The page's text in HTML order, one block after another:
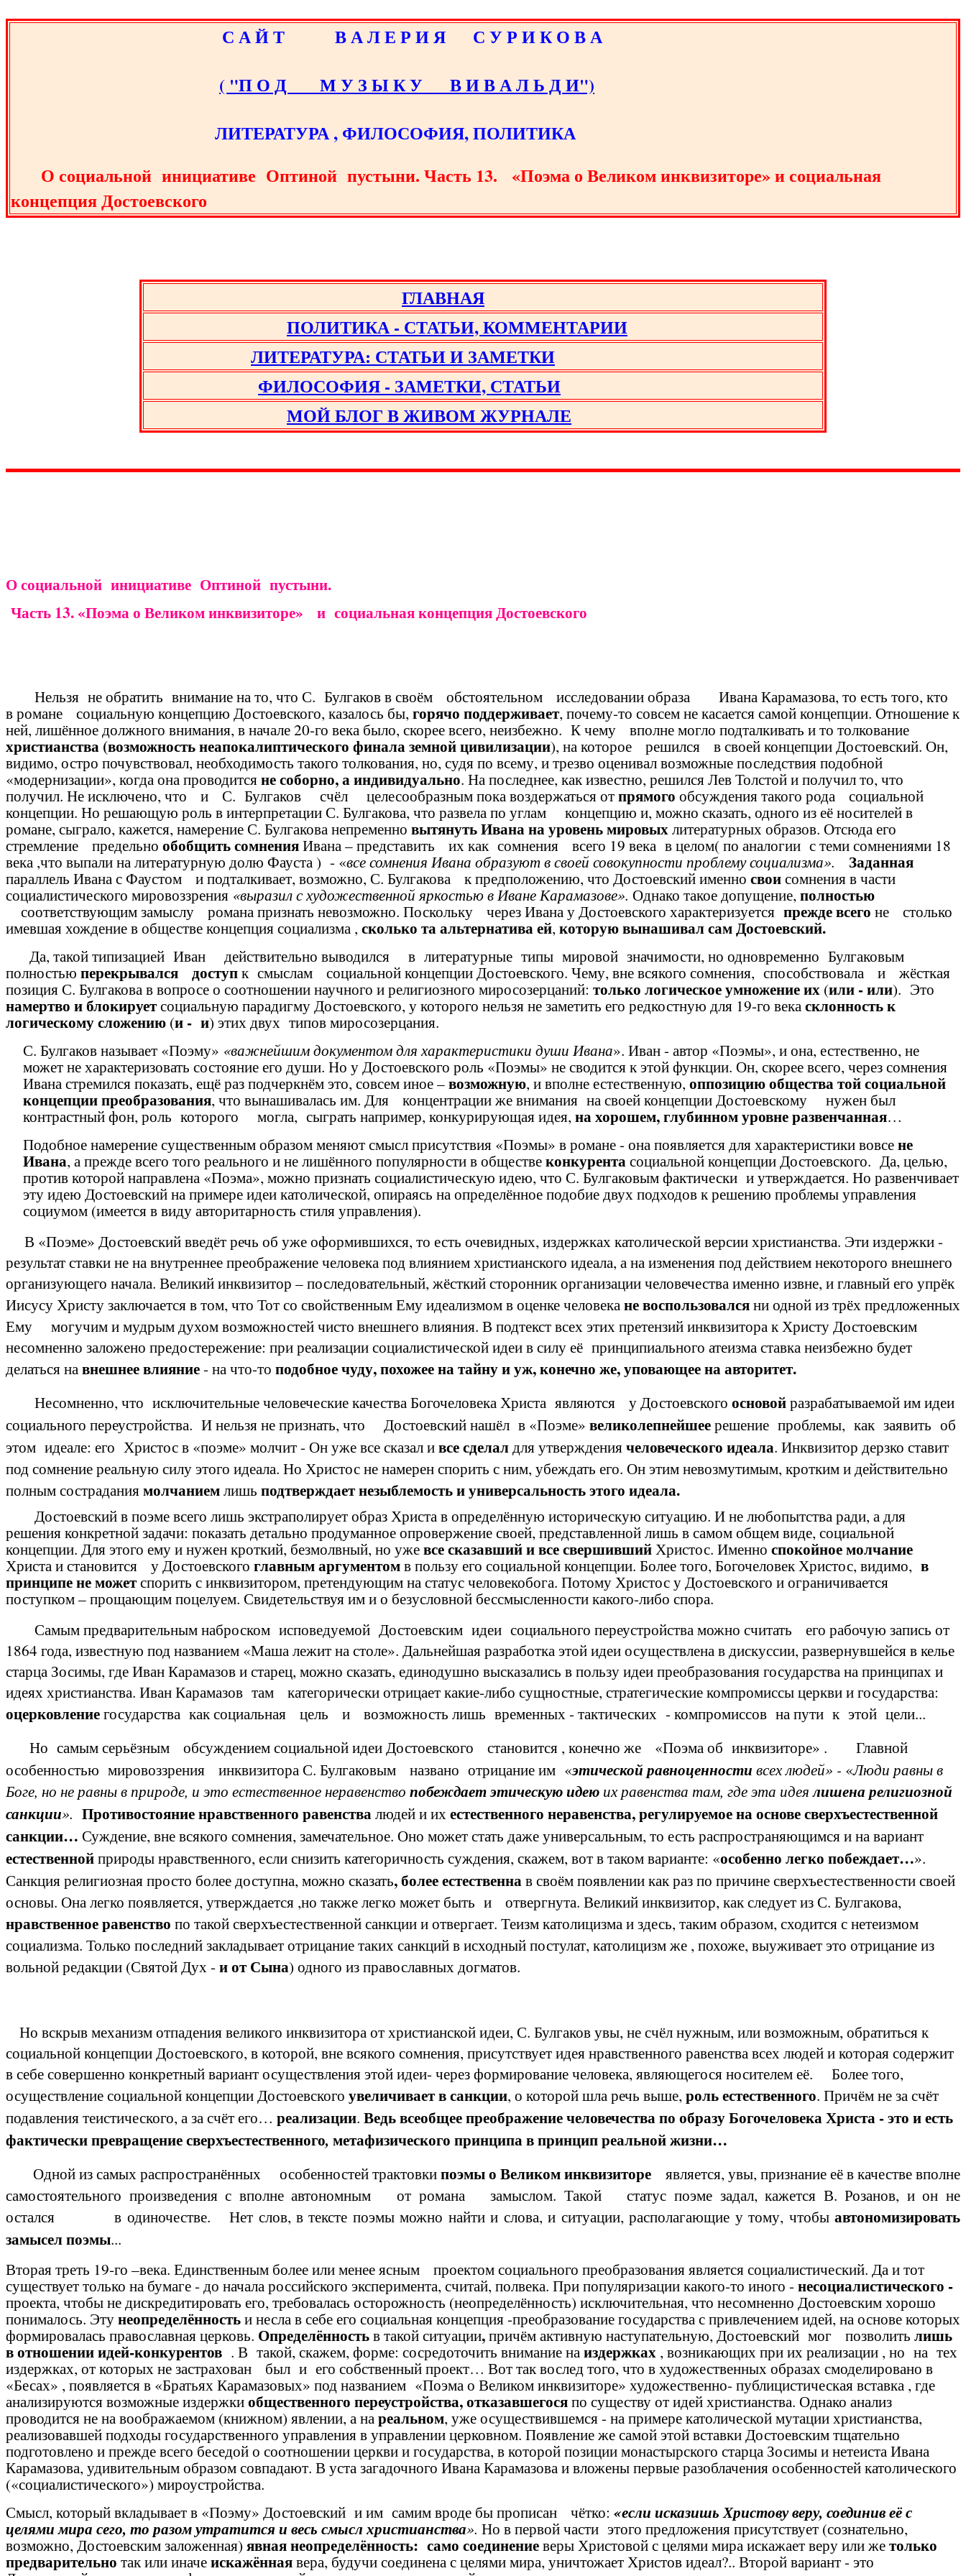
С А Й Т В А Л Е Р И Я С У Р И К О В А
( "П О Д М У З Ы К У В И В А Л Ь Д И")
ЛИТЕРАТУРА , ФИЛОСОФИЯ, ПОЛИТИКА
О социальной инициативе Оптиной пустыни. Часть 13. «Поэма о Великом инквизиторе» и социальная
концепция Достоевского
ГЛАВНАЯ
ПОЛИТИКА - СТАТЬИ, КОММЕНТАРИИ
ЛИТЕРАТУРА: СТАТЬИ И ЗАМЕТКИ
ФИЛОСОФИЯ - ЗАМЕТКИ, СТАТЬИ
МОЙ БЛОГ В ЖИВОМ ЖУРНАЛЕ
О социальной инициативе Оптиной пустыни.
Часть 13.«Поэма о Великом инквизиторе» и социальная концепция Достоевского
Нельзя не обратить внимание на то, что С. Булгаков в своём обстоятельном исследовании образа Ивана Карамазова, то есть того, кто
в романе социальную концепцию Достоевского, казалось бы, горячо поддерживает, почему-то совсем не касается самой концепции. Отношение к
ней, лишённое должного внимания, в начале 20-го века было, скорее всего, неизбежно. К чему вполне могло подталкивать и то толкование
христианства (возможность неапокалиптического финала земной цивилизации), на которое решился в своей концепции Достоевский. Он,
видимо, остро почувствовал, необходимость такого толкования, но, судя по всему, и трезво оценивал возможные последствия подобной
«модернизации», когда она проводитсяне соборно, а индивидуально. На последнее, как известно, решился Лев Толстой и получил то, что
получил. Не исключено, что и С. Булгаков счёл целесообразным пока воздержаться отпрямого обсуждения такого рода социальной
концепции. Но решающую роль в интерпретации С. Булгакова, что развела по углам концепцию и, можно сказать, одного из её носителей в
романе, сыграло, кажется, намерение С. Булгакова непременно вытянуть Ивана на уровень мировыхлитературных образов. Отсюда его
стремление предельно обобщить сомненияИвана – представить их как сомнения всего 19 века в целом( по аналогии с теми сомнениями 18
века ,что выпали на литературную долю Фауста ) - «все сомнения Ивана образуют в своей совокупности проблему социализма». Заданная
параллель Ивана с Фаустом и подталкивает, возможно, С. Булгакова к предположению, что Достоевский именно своисомнения в части
социалистического мировоззрения «выразил с художественной яркостью в Иване Карамазове». Однако такое допущение, полностью
соответствующимзамыслу романа признать невозможно. Поскольку через Ивана у Достоевского характеризуется прежде всего не столько
имевшая хождение в обществе концепция социализма , сколько таальтернатива ей, которую вынашивал сам Достоевский.
Да, такой типизацией Иван действительно выводился в литературные типы мировой значимости, но одновременно Булгаковым
полностью перекрывался доступк смыслам социальной концепции Достоевского. Чему, вне всякого сомнения, способствовала и жёсткая
позиция С. Булгакова в вопросе о соотношении научного и религиозного миросозерцаний: только логическое умножение их (или - или). Это
намертво и блокируетсоциальную парадигму Достоевского, у которого нельзя не заметить его редкостную для 19-го векасклонность к
логическому сложению (и - и) этих двух типов миросозерцания.
С. Булгаков называет «Поэму» «важнейшим документом для характеристики души Ивана». Иван - автор «Поэмы», и она, естественно, не
может не характеризовать состояние его души. Но у Достоевского роль «Поэмы» не сводится к этой функции. Он, скорее всего, через сомнения
Ивана стремился показать, ещё раз подчеркнём это, совсем иное –возможную, ивполне естественную, оппозицию обществатой социальной
концепции преобразования, что вынашивалась им. Для концентрации же внимания на своей концепции Достоевскому нужен был
контрастный фон, роль которого могла, сыграть например, конкурирующая идея, на хорошем, глубинном уровне развенчанная…
Подобное намерение существенным образом меняют смысл присутствия «Поэмы» в романе - она появляется для характеристики вовсене
Ивана, а прежде всего того реального и не лишённого популярности в обществеконкурентасоциальной концепции Достоевского. Да, целью,
против которой направлена «Поэма», можно признать социалистическую идею, что С. Булгаковым фактически и утверждается. Но развенчивает
эту идею Достоевский на примере идеи католической, опираясь на определённое подобие двух подходов к решению проблемы управления
социумом (имеется в виду авторитарность стиля управления).
В «Поэме» Достоевский введёт речь об уже оформившихся, то есть очевидных, издержках католической версии христианства. Эти издержки -
результат ставки не на внутреннее преображение человека под влиянием христианского идеала, а на изменения под действием некоторого внешнего
организующего начала. Великий инквизитор – последовательный, жёсткий сторонник организации человечества именно извне, и главный его упрёк
Иисусу Христу заключается в том, что Тот со свойственным Ему идеализмом в оценке человекане воспользовалсяни одной из трёх предложенных
Ему могучим и мудрым духом возможностей чисто внешнего влияния. В подтекст всех этих претензий инквизитора к Христу Достоевским
несомненно заложено предостережение: при реализации социалистической идеи в силу её принципиального атеизма ставка неизбежно будет
делаться навнешнее влияние- на что-то подобное чуду, похожее на тайну и уж, конечно же, уповающее на авторитет.
Несомненно, что исключительные человеческие качества Богочеловека Христа являются у Достоевского основойразрабатываемой им идеи
социального переустройства. И нельзя не признать, что Достоевский нашёл в «Поэме» великолепнейшеерешение проблемы, как заявить об
этом идеале: его Христос в «поэме» молчит - Онуже все сказал ивсе сделалдля утверждениячеловеческого идеала. Инквизитор дерзко ставит
под сомнение реальную силу этого идеала. Но Христос не намерен спорить с ним, убеждать его. Он этим невозмутимым, кротким и действительно
полным состраданиямолчаниемлишь подтверждает незыблемость и универсальность этого идеала.
Достоевский в поэме всего лишь экстраполирует образ Христа в определённую историческую ситуацию. И не любопытства ради, а для
решения конкретной задачи: показать детально продуманное опровержение своей, представленной лишь в самом общем виде, социальной
концепции. Для этого ему и нужен кроткий, безмолвный, но ужевсе сказавший и все свершившийХристос. Именно спокойное молчание
Христа и становится у Достоевского главным аргументомв пользу его социальной концепции. Более того, Богочеловек Христос, видимо, в
принципе не можетспорить с инквизитором, претендующим на статус человекобога. Потому Христос у Достоевского и ограничивается
поступком – прощающим поцелуем. Свидетельствуя им и о безусловной бессмысленности какого-либо спора.
Самым предварительным наброском исповедуемой Достоевским идеи социального переустройства можно считать его рабочую запись от
1864 года, известную под названием «Маша лежит на столе». Дальнейшая разработка этой идеи осуществлена в дискуссии, развернувшейся в келье
старца Зосимы, где Иван Карамазов и старец, можно сказать, единодушно высказались в пользу идеи преобразования государства на принципах и
идеях христианства. Иван Карамазов там категорически отрицает какие-либо сущностные, стратегические компромиссы церкви и государства:
оцерковлениегосударства как социальная цель и возможность лишь временных - тактических - компромиссов на пути к этой цели...
Но самым серьёзным обсуждением социальной идеи Достоевского становится , конечно же «Поэма об инквизиторе» .
Главной
особенностью мировоззрения инквизитора С. Булгаковым названо отрицание им «этической равноценности всех людей» - «Люди равны в
Боге, но не равны в природе, и это естественное неравенство побеждает этическую идею их равенства там, где эта идеялишена религиозной
санкции». Противостояниенравственного равенствалюдей и ихестественного неравенства, регулируемоена основесверхъестественной
санкции… Суждение, вне всякого сомнения, замечательное. Оно может стать даже универсальным, то есть распространяющимся и на вариант
естественнойприроды нравственного, если снизить категоричность суждения, скажем, вот в таком варианте: «особенно легкопобеждает…».
Санкция религиозная просто более доступна, можно сказать, более естественнав своём появлении как раз по причине сверхъестественности своей
основы. Она легко появляется, утверждается ,но также легко может быть и отвергнута. Великий инквизитор, как следует из С. Булгакова,
нравственное равенство по такой сверхъестественной санкциии отвергает. Теизм католицизма и здесь, таким образом, сходится с нетеизмом
социализма. Только последний закладывает отрицание таких санкций в исходный постулат, католицизм же , похоже, выуживает это отрицание из
вольной редакции (Святой Дух - и от Сына) одного из православных догматов.
Но вскрыв механизм отпадения великого инквизитора от христианской идеи, С. Булгаков увы, не счёл нужным, или возможным, обратиться к
социальной концепции Достоевского, в которой, вне всякого сомнения, присутствует идея нравственного равенства всех людей и которая содержит
в себе совершенно конкретный вариант осуществления этой идеи- через формирование человека, являющегося носителем её. Более того,
осуществление социальной концепции Достоевского увеличивает в санкции, о которой шла речь выше, роль естественного. Причём не за счёт
подавления теистического, а за счёт его… реализации. Ведь всеобщее преображение человечества по образу Богочеловека Христа - это и есть
фактически превращениесверхъестественного, метафизического принципа в принцип реальной жизни…
Одной из самых распространённых особенностей трактовкипоэмы о Великом инквизиторе является, увы, признание её в качестве вполне
самостоятельного произведения с вполне автономным от романа замыслом. Такой статус поэме задал, кажется В. Розанов, и он не
остался в одиночестве.
Нет слов, в тексте поэмы можно найти и слова, и ситуации, располагающие у тому, чтобыавтономизировать
замысел поэмы...
Вторая треть 19-го –века. Единственным более или менее ясным проектом социального преобразования является социалистический. Да и тот
существует только на бумаге - до начала российского эксперимента, считай, полвека. При популяризации какого-то иного - несоциалистического -
проекта, чтобы не дискредитировать его, требовалась осторожность (неопределённость) исключительная, что несомненно Достоевским хорошо
понималось. Этунеопределённостьи несла в себе его социальная концепция -преобразование государства с привлечением идей, на основе которых
формировалась православная церковь. Определённостьв такой ситуации,причём активную наступательную, Достоевский мог позволить лишь
в отношении идей-конкурентов . В такой, скажем, форме: сосредоточить внимание наиздержках , возникающих при их реализации , но на тех
издержках, от которых не застрахован был и его собственный проект… Вот так вослед того, что в художественных образах смоделировано в
«Бесах» , появляется в «Братьях Карамазовых» под названием «Поэма о Великом инквизиторе» художественно- публицистическая вставка , где
анализируются возможные издержкиобщественного переустройства, отказавшегосяпо существу от идей христианства. Однако анализ
проводится не на воображаемом (книжном) явлении, а нареальном, уже осуществившемся - на примере католической мутации христианства,
реализовавшей подходы государственного управления в управлении церковном. Появление же самой этой вставки Достоевским тщательно
подготовлено и прежде всего беседой о соотношении церкви и государства, в которой позиции монастырского старца Зосимы и нетеиста Ивана
Карамазова, удивительным образом совпадают. В уста загадочного Ивана Карамазова и вложены первые разоблачения особенностей католического
(«социалистического») мироустройства.
Смысл, который вкладывает в «Поэму» Достоевский и им самим вроде бы прописан чётко: «если исказишь Христовуверу, соединив её с
целями мира сего, то разом утратится и весь смысл христианства». Но в первой части этого предложения присутствует (сознательно,
возможно, Достоевским заложенная) явная неопределённость: само соединениеверы Христовой с целями мира искажает веру или жетолько
предварительно так или иначеискажённаявера, будучи соединена с целями мира, уничтожает Христов идеал?.. Второй вариант - это